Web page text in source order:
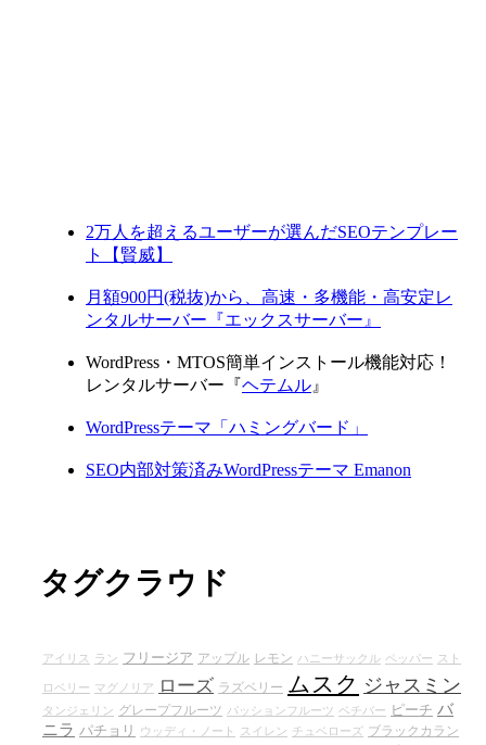
2万人を超えるユーザーが選んだSEOテンプレー
ト【賢威】
月額900円(税抜)から、高速・多機能・高安定レ
ンタルサーバー『エックスサーバー』
WordPress・MTOS簡単インストール機能対応！
レンタルサーバー『ヘテムル 』
WordPressテーマ「ハミングバード」
SEO内部対策済みWordPressテーマ Emanon
タグクラウド
アイリス ラン フリージア アップル レモン ハニーサックル ペッパー スト
ロベリー マグノリア ローズ ラズベリー ムスク ジャスミン
タンジェリン グレープフルーツ パッションフルーツ ベチバー ピーチ バ
ニラ パチョリ ウッディ・ノート スイレン チュベローズ ブラックカラン